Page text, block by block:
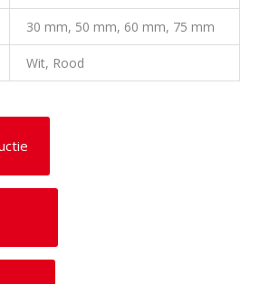
30 mm, 50 mm, 60 mm, 75 mm
Wit, Rood